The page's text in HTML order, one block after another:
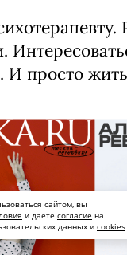
сайтом, вы
и даете согласие на
данных и cookies
И просто